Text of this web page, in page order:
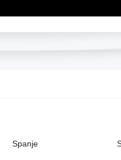
Spanje